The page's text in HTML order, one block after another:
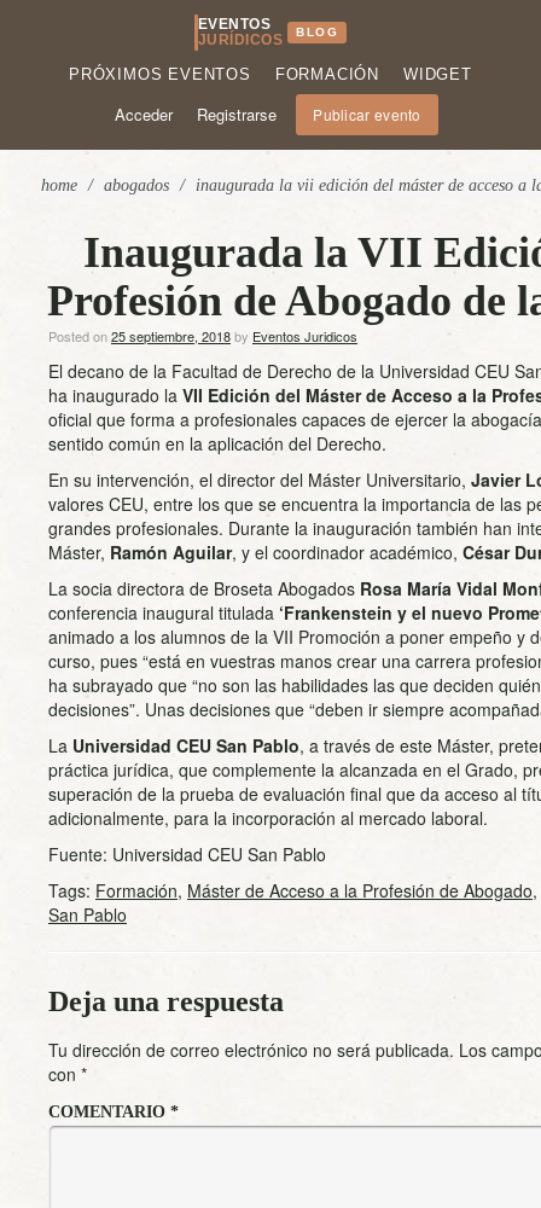
EVENTOS
JURÍDICOS
BLOG
PRÓXIMOS EVENTOS FORMACIÓN WIDGET
Acceder Registrarse Publicar evento
home / abogados / inaugurada la vii edición del máster de acceso a
Inaugurada la VII
Profesión de Abogado de
Posted on25 septiembre, 2018by Eventos Juridicos
El decano de la Facultad de Derecho de la Universidad CEU
ha inaugurado la VII Edición del Máster de Acceso a la
oficial que forma a profesionales capaces de ejercer la
sentido común en la aplicación del Derecho.
En su intervención, el director del Máster Universitario, Javier
valores CEU, entre los que se encuentra la importancia de las
grandes profesionales. Durante la inauguración también han
Máster, Ramón Aguilar, y el coordinador académico, César
La socia directora de Broseta Abogados Rosa María Vidal
conferencia inaugural titulada ‘Frankenstein y el nuevo
animado a los alumnos de la VII Promoción a poner empeño y
curso, pues “está en vuestras manos crear una carrera
ha subrayado que “no son las habilidades las que deciden
decisiones”. Unas decisiones que “deben ir siempre
La Universidad CEU San Pablo, a través de este Máster,
práctica jurídica, que complemente la alcanzada en el Grado,
superación de la prueba de evaluación final que da acceso al
adicionalmente, para la incorporación al mercado laboral.
Fuente: Universidad CEU San Pablo
Tags: Formación, Máster de Acceso a la Profesión de Abogado,
San Pablo
Deja una respuesta
Tu dirección de correo electrónico no será publicada. Los
con *
COMENTARIO *